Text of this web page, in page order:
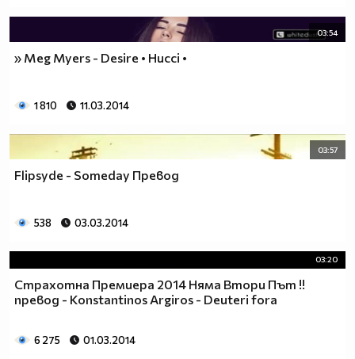
03:54
» Meg Myers - Desire • Hucci •
1 810 11.03.2014
03:57
Flipsyde - Someday Превод
538 03.03.2014
03:20
Страхотна Премиера 2014 Няма Втори Път !!
превод - Konstantinos Argiros - Deuteri fora
6 275 01.03.2014